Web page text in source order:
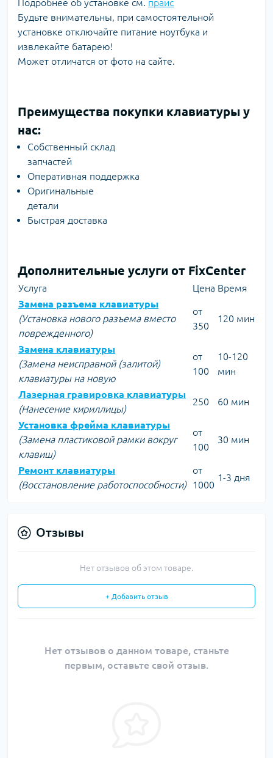
Подробнее об установке см. прайс
Будьте внимательны, при самостоятельной
установке отключайте питание ноутбука и
извлекайте батарею!
Может отличатся от фото на сайте.
Преимущества покупки клавиатуры у
нас:
Собственный склад
запчастей
Оперативная поддержка
Оригинальные
детали
Быстрая доставка
Дополнительные услуги от FixCenter
Услуга Цена Время
Замена разъема клавиатуры
(Установка нового разъема вместо
поврежденного)
от
350
120 мин
Замена клавиатуры
(Замена неисправной (залитой)
клавиатуры на новую
от
100
10-120
мин
Лазерная гравировка клавиатуры
(Нанесение кириллицы)
250 60 мин
Установка фрейма клавиатуры
(Замена пластиковой рамки вокруг
клавиш)
от
100
30 мин
Ремонт клавиатуры
(Восстановление работоспособности)
от
1000
1-3 дня
Отзывы
Нет отзывов об этом товаре.
+ Добавить отзыв
Нет отзывов о данном товаре, станьте
первым, оставьте свой отзыв.